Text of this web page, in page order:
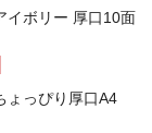
イボリー 厚口10面
ょっぴり厚口A4